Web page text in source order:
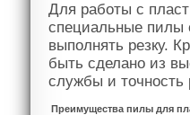
Для работы с
специальные пилы
выполнять резку.
быть сделано из
службы и точность
Преимущества пилы для